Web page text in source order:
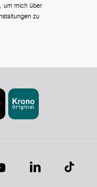
um mich über
zu